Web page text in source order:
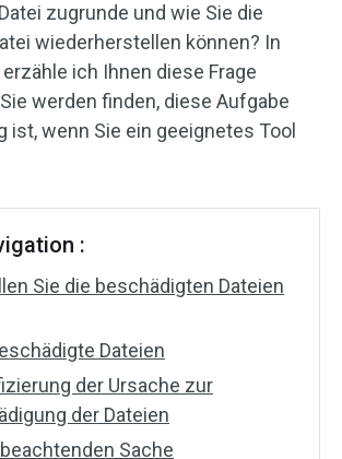
zugrunde und wie Sie die
wiederherstellen können? In
ich Ihnen diese Frage
werden finden, diese Aufgabe
ist, wenn Sie ein geeignetes Tool
:
Sie die beschädigten Dateien
Dateien
der Ursache zur
der Dateien
Sache